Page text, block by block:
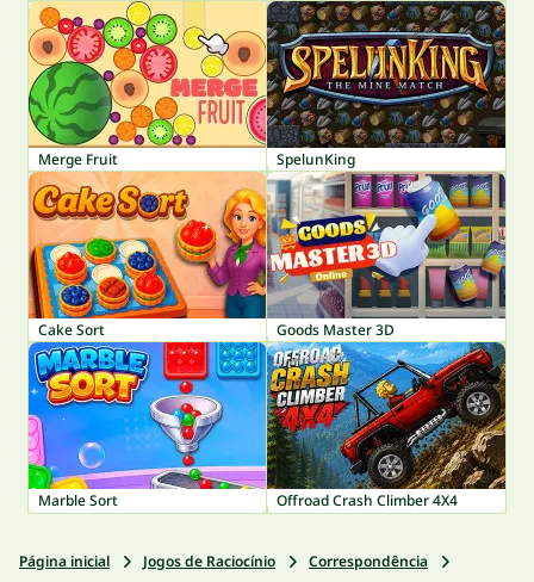
Merge Fruit SpelunKing
Cake Sort Goods Master 3D
Marble Sort Offroad Crash Climber 4X4
Página inicial Jogos de Raciocínio Correspondência